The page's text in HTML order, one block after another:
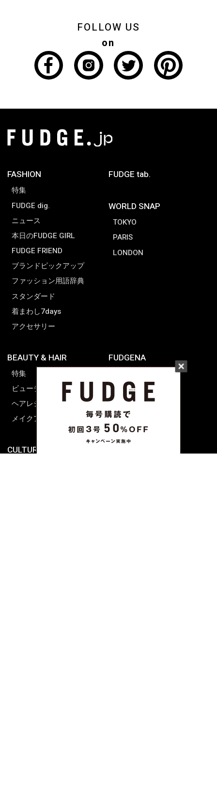
FOLLOW US
on
FASHION
特集
FUDGE dig.
ニュース
本日のFUDGE GIRL
FUDGE FRIEND
ブランドピックアップ
ファッション用語辞典
スタンダード
着まわし7days
アクセサリー
FUDGE tab.
WORLD SNAP
TOKYO
PARIS
LONDON
BEAUTY & HAIR
特集
ビューティーニュース
ヘアレシピ ストーリーズ
メイクアップティップス
CULTURE & LIFE
FUDGENA
ビューティー
レシピ
ライフスタイル
海外生活